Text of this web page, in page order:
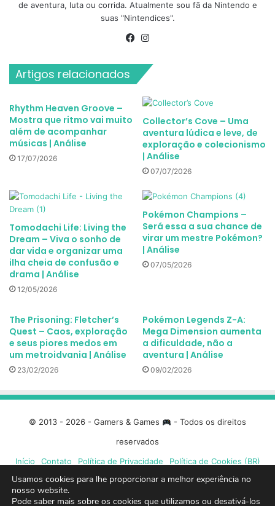
de aventura, luta ou corrida. Atualmente sou fã da Nintendo e
suas "Nintendices".
Facebook
Artigos relacionados
Rhythm Heaven Groove –
Mostra que ritmo vai muito
além de acompanhar
músicas | Análise
17/07/2026
Collector’s Cove – Uma
aventura lúdica e leve, de
exploração e colecionismo
| Análise
07/07/2026
Tomodachi Life: Living the
Dream – Viva o sonho de
dar vida e organizar uma
ilha cheia de confusão e
drama | Análise
12/05/2026
Pokémon Champions –
Será essa a sua chance de
virar um mestre Pokémon?
| Análise
07/05/2026
The Prisoning: Fletcher’s
Quest – Caos, exploração
e seus piores medos em
um metroidvania | Análise
23/02/2026
Pokémon Legends Z-A:
Mega Dimension aumenta
a dificuldade, não a
aventura | Análise
09/02/2026
© 2013 - 2026 - Gamers & Games
- Todos os direitos
reservados
Início
Contato Política de Privacidade Política de Cookies (BR)
Facebook
X
Usamos cookies para lhe proporcionar a melhor experiência no
nosso website.
Pode saber mais sobre os cookies que utilizamos ou desativá-los